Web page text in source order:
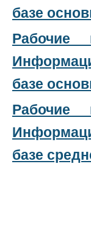
базе
Рабочие
базе
Рабочие
базе